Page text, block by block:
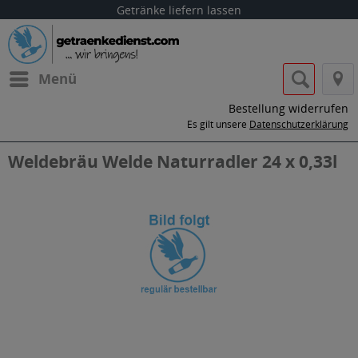
Getränke liefern lassen
Menü
Bestellung widerrufen
Es gilt unsere Datenschutzerklärung
Weldebräu Welde Naturradler 24 x 0,33l